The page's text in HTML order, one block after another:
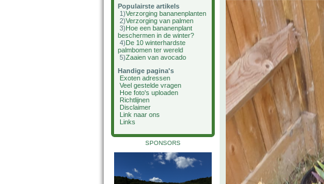
Populairste artikels
1)Verzorging bananenplanten
2)Verzorging van palmen
3)Hoe een bananenplant
beschermen in de winter?
4)De 10 winterhardste
palmbomen ter wereld
5)Zaaien van avocado
Handige pagina's
Exoten adressen
Veel gestelde vragen
Hoe foto's uploaden
Richtlijnen
Disclaimer
Link naar ons
Links
SPONSORS